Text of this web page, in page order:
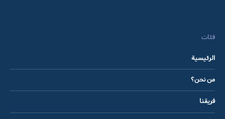
فئات
الرئيسية
من نحن؟
فريقنا